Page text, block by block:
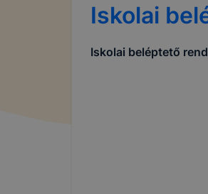
Iskolai
Iskolai beléptető